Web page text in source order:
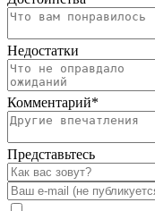
Недостатки
Комментарий*
Представьтесь